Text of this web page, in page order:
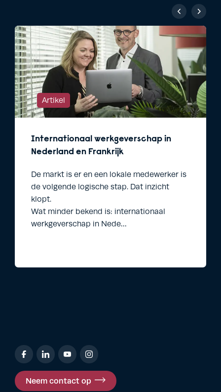
Artikel
Internationaal werkgeverschap in
Nederland en Frankrijk
De markt is er en een lokale medewerker is
de volgende logische stap. Dat inzicht
klopt.
Wat minder bekend is: internationaal
werkgeverschap in Nede…
Neem contact op